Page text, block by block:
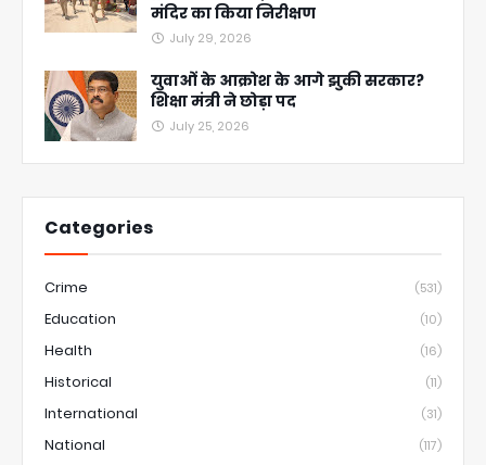
मंदिर का किया निरीक्षण
July 29, 2026
युवाओं के आक्रोश के आगे झुकी सरकार?
शिक्षा मंत्री ने छोड़ा पद
July 25, 2026
Categories
Crime (531)
Education (10)
Health (16)
Historical (11)
International (31)
National (117)